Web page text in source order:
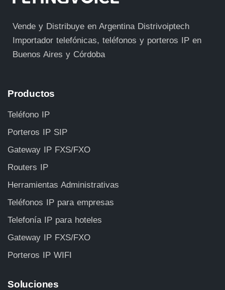
Vende y Distribuye en Argentina Distrivoiptech
Importador telefónicas, teléfonos y porteros IP en
Buenos Aires y Córdoba
Productos
Teléfono IP
Porteros IP SIP
Gateway IP FXS/FXO
Routers IP
Herramientas Administrativas
Teléfonos IP para empresas
Telefonía IP para hoteles
Gateway IP FXS/FXO
Porteros IP WIFI
Soluciones